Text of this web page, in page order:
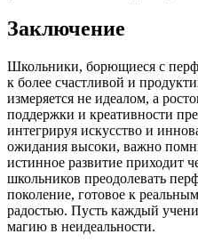
Заключение
Школьники, борющиеся с
к более счастливой и
измеряется не идеалом, а
поддержки и креативности
интегрируя искусство и
ожидания высоки, важно
истинное развитие приходит
школьников преодолевать
поколение, готовое к
радостью. Пусть каждый
магию в неидеальности.